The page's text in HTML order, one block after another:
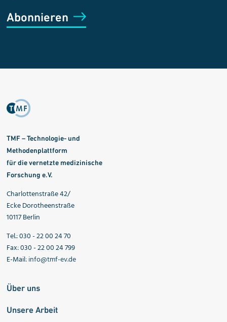
Abonnieren
TMF – Technologie- und
Methodenplattform
für die vernetzte medizinische
Forschung e.V.
Charlottenstraße 42/
Ecke Dorotheenstraße
10117 Berlin
Tel.: 030 - 22 00 24 70
Fax: 030 - 22 00 24 799
E-Mail:info@tmf-ev.de
Über uns
Unsere Arbeit